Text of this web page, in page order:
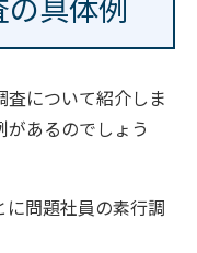
について紹介しま
があるのでしょう
問題社員の素行調